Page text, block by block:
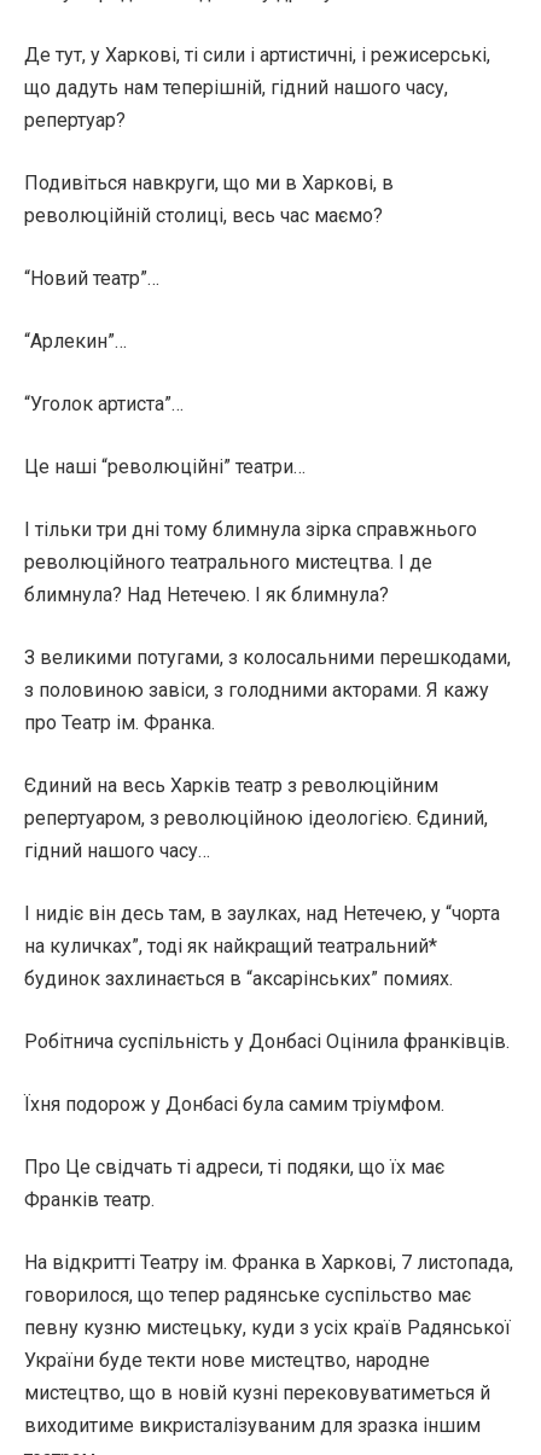
Де тут, у Харкові, ті сили і артистичні, і режисерські,
що дадуть нам теперішній, гідний нашого часу,
репертуар?
Подивіться навкруги, що ми в Харкові, в
революційній столиці, весь час маємо?
“Новий театр”…
“Арлекин”…
“Уголок артиста”…
Це наші “революційні” театри…
І тільки три дні тому блимнула зірка справжнього
революційного театрального мистецтва. І де
блимнула? Над Нетечею. І як блимнула?
З великими потугами, з колосальними перешкодами,
з половиною завіси, з голодними акторами. Я кажу
про Театр ім. Франка.
Єдиний на весь Харків театр з революційним
репертуаром, з революційною ідеологією. Єдиний,
гідний нашого часу…
І нидіє він десь там, в заулках, над Нетечею, у “чорта
на куличках”, тоді як найкращий театральний*
будинок захлинається в “аксарінських” помиях.
Робітнича суспільність у Донбасі Оцінила франківців.
Їхня подорож у Донбасі була самим тріумфом.
Про Це свідчать ті адреси, ті подяки, що їх має
Франків театр.
На відкритті Театру ім. Франка в Харкові, 7 листопада,
говорилося, що тепер радянське суспільство має
певну кузню мистецьку, куди з усіх країв Радянської
України буде текти нове мистецтво, народне
мистецтво, що в новій кузні перековуватиметься й
виходитиме викристалізуваним для зразка іншим